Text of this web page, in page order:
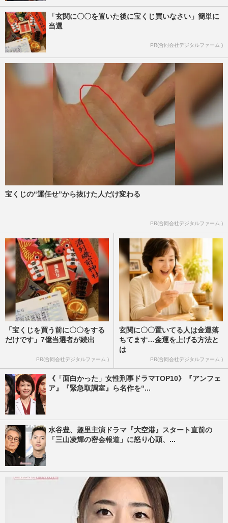
「玄関に〇〇を置いた後に宝くじ買いなさい」簡単に
当選
PR(合同会社デジタルファーム )
宝くじの“運任せ”から抜けた人だけ変わる
PR(合同会社デジタルファーム )
「宝くじを買う前に〇〇をする
だけです」7億当選者が続出
PR(合同会社デジタルファーム )
玄関に〇〇置いてる人は金運落
ちてます…金運を上げる方法と
は
PR(合同会社デジタルファーム )
《「面白かった」女性刑事ドラマTOP10》『アンフェ
ア』『緊急取調室』ら名作を“...
水谷豊、趣里主演ドラマ『大空港』スタート直前の
「三山凌輝の密会報道」に怒り心頭、...